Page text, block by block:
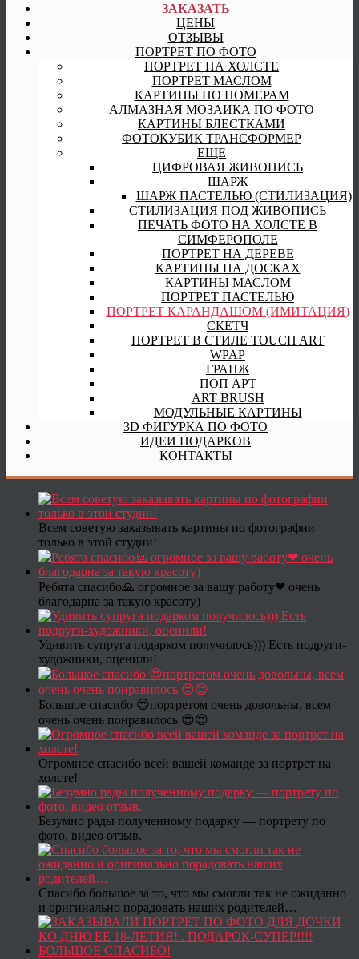
ЗАКАЗАТЬ
ЦЕНЫ
ОТЗЫВЫ
ПОРТРЕТ ПО ФОТО
ПОРТРЕТ НА ХОЛСТЕ
ПОРТРЕТ МАСЛОМ
КАРТИНЫ ПО НОМЕРАМ
АЛМАЗНАЯ МОЗАИКА ПО ФОТО
КАРТИНЫ БЛЕСТКАМИ
ФОТОКУБИК ТРАНСФОРМЕР
ЕЩЕ
ЦИФРОВАЯ ЖИВОПИСЬ
ШАРЖ
ШАРЖ ПАСТЕЛЬЮ (СТИЛИЗАЦИЯ)
СТИЛИЗАЦИЯ ПОД ЖИВОПИСЬ
ПЕЧАТЬ ФОТО НА ХОЛСТЕ В
СИМФЕРОПОЛЕ
ПОРТРЕТ НА ДЕРЕВЕ
КАРТИНЫ НА ДОСКАХ
КАРТИНЫ МАСЛОМ
ПОРТРЕТ ПАСТЕЛЬЮ
ПОРТРЕТ КАРАНДАШОМ (ИМИТАЦИЯ)
СКЕТЧ
ПОРТРЕТ В СТИЛЕ TOUCH ART
WPAP
ГРАНЖ
ПОП АРТ
ART BRUSH
МОДУЛЬНЫЕ КАРТИНЫ
3D ФИГУРКА ПО ФОТО
ИДЕИ ПОДАРКОВ
КОНТАКТЫ
Всем советую заказывать картины по фотографии
только в этой студии!
Ребята спасибо🙏 огромное за вашу работу❤ очень
благодарна за такую красоту)
Удивить супруга подарком получилось))) Есть подруги-
художники, оценили!
Большое спасибо 😍портретом очень довольны, всем
очень очень понравилось 😍😍
Огромное спасибо всей вашей команде за портрет на
холсте!
Безумно рады полученному подарку — портрету по
фото, видео отзыв.
Спасибо большое за то, что мы смогли так не ожиданно
и оригинально порадовать наших родителей…